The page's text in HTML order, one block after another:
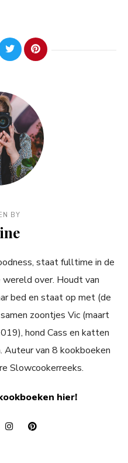
BY
staat fulltime in de
over. Houdt van
bed en staat op met (de
zoontjes Vic (maart
hond Cass en katten
Auteur van 8 kookboeken
Slowcookerreeks.
hier!